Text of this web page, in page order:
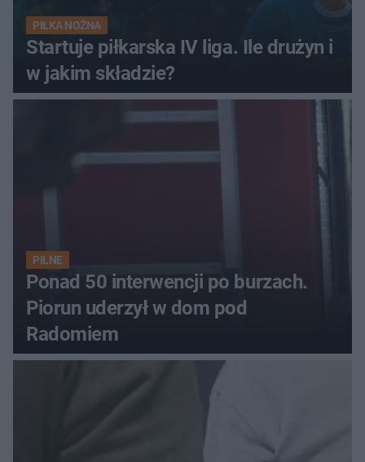
PIŁKA NOŻNA
Startuje piłkarska IV liga. Ile drużyn i
w jakim składzie?
PILNE
Ponad 50 interwencji po burzach.
Piorun uderzył w dom pod
Radomiem